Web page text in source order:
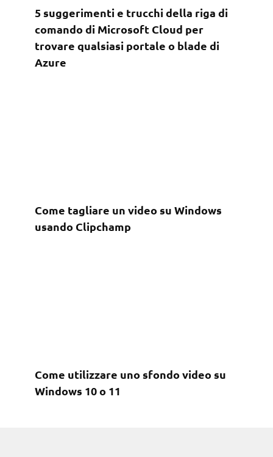
5 suggerimenti e trucchi della riga di
comando di Microsoft Cloud per
trovare qualsiasi portale o blade di
Azure
Come tagliare un video su Windows
usando Clipchamp
Come utilizzare uno sfondo video su
Windows 10 o 11